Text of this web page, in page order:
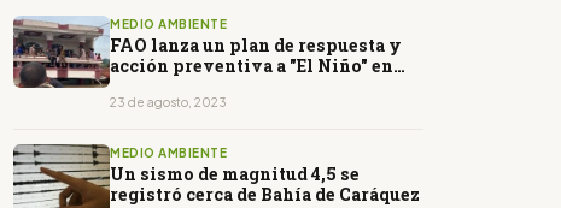
MEDIO AMBIENTE
FAO lanza un plan de respuesta y
acción preventiva a "El Niño" en
23 de agosto, 2023
MEDIO AMBIENTE
Un sismo de magnitud 4,5 se
registró cerca de Bahía de Caráquez
¿En que consiste la